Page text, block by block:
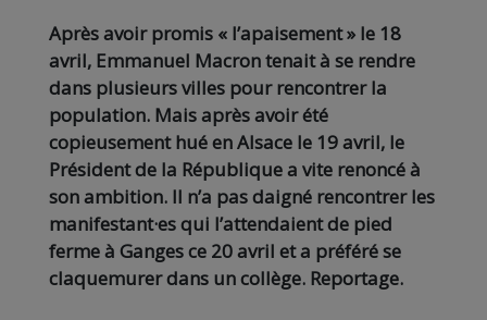
Après avoir promis « l’apaisement » le 18
avril, Emmanuel Macron tenait à se rendre
dans plusieurs villes pour rencontrer la
population. Mais après avoir été
copieusement hué en Alsace le 19 avril, le
Président de la République a vite renoncé à
son ambition. Il n’a pas daigné rencontrer les
manifestant·es qui l’attendaient de pied
ferme à Ganges ce 20 avril et a préféré se
claquemurer dans un collège. Reportage.